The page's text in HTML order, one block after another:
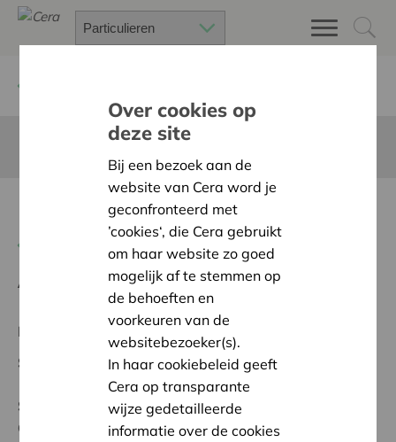
Bau eines Schulungsraumes
Terug naar overzicht
Ambitie: Warme en zorgzame buurten voor iedereen
Regionaal Project
Startdatum:
23/10/2025
Status:
In behandeling
Ostbelgien
Over cookies op
deze site
Bij een bezoek aan de
website van Cera word je
geconfronteerd met
’cookies‘, die Cera gebruikt
om haar website zo goed
mogelijk af te stemmen op
de behoeften en
voorkeuren van de
websitebezoeker(s).
In haar cookiebeleid geeft
Cera op transparante
wijze gedetailleerde
informatie over de cookies